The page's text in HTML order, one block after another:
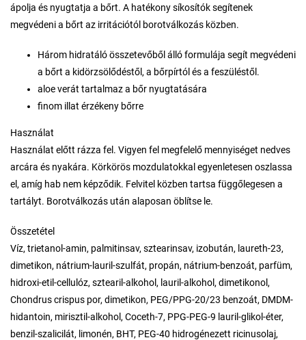
ápolja és nyugtatja a bőrt. A hatékony síkosítók segítenek
megvédeni a bőrt az irritációtól borotválkozás közben.
Három hidratáló összetevőből álló formulája segít megvédeni
a bőrt a kidörzsölődéstől, a bőrpírtól és a feszüléstől.
aloe verát tartalmaz a bőr nyugtatására
finom illat érzékeny bőrre
Használat
Használat előtt rázza fel. Vigyen fel megfelelő mennyiséget nedves
arcára és nyakára. Körkörös mozdulatokkal egyenletesen oszlassa
el, amíg hab nem képződik. Felvitel közben tartsa függőlegesen a
tartályt. Borotválkozás után alaposan öblítse le.
Összetétel
Víz, trietanol-amin, palmitinsav, sztearinsav, izobután, laureth-23,
dimetikon, nátrium-lauril-szulfát, propán, nátrium-benzoát, parfüm,
hidroxi-etil-cellulóz, sztearil-alkohol, lauril-alkohol, dimetikonol,
Chondrus crispus por, dimetikon, PEG/PPG-20/23 benzoát, DMDM-
hidantoin, mirisztil-alkohol, Coceth-7, PPG-PEG-9 lauril-glikol-éter,
benzil-szalicilát, limonén, BHT, PEG-40 hidrogénezett ricinusolaj,